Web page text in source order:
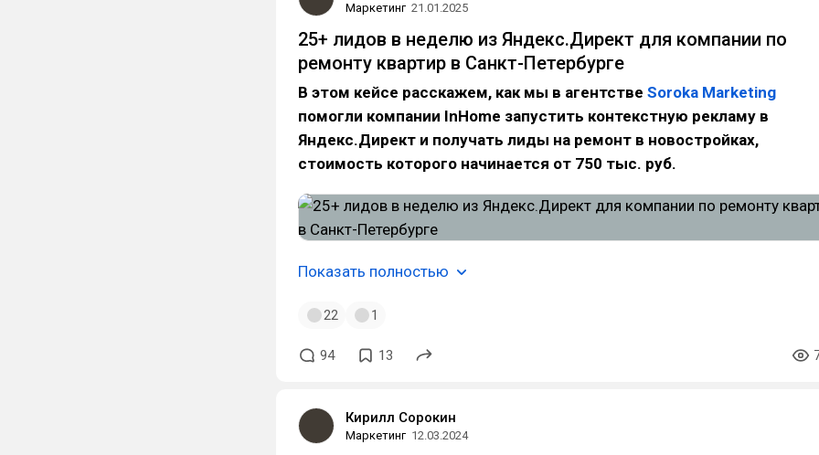
Маркетинг 21.01.2025
25+ лидов в неделю из Яндекс.Директ для компании по
ремонту квартир в Санкт-Петербурге
В этом кейсе расскажем, как мы в агентстве Soroka Marketing
помогли компании InHome запустить контекстную рекламу в
Яндекс.Директ и получать лиды на ремонт в новостройках,
стоимость которого начинается от 750 тыс. руб.
Показать полностью
22 1
94 13
Кирилл Сорокин
Маркетинг 12.03.2024